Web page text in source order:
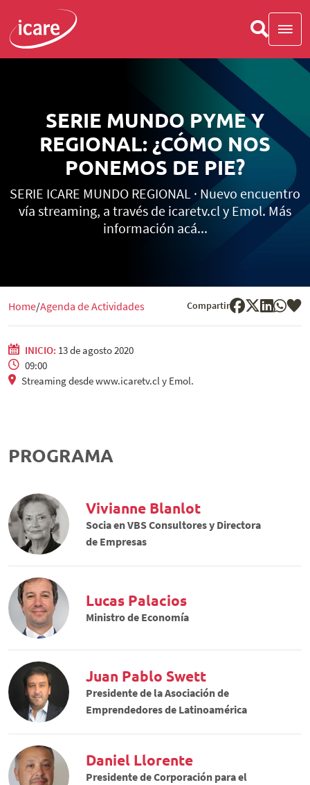
SERIE MUNDO PYME Y
REGIONAL: ¿CÓMO NOS
PONEMOS DE PIE?
SERIE ICARE MUNDO REGIONAL · Nuevo encuentro
vía streaming, a través de icaretv.cl y Emol. Más
información acá...
Home Agenda de Actividades Compartir
INICIO: 13 de agosto 2020
09:00
Streaming desde www.icaretv.cl y Emol.
PROGRAMA
Vivianne Blanlot
Socia en VBS Consultores y Directora
de Empresas
Lucas Palacios
Ministro de Economía
Juan Pablo Swett
Presidente de la Asociación de
Emprendedores de Latinoamérica
Daniel Llorente
Presidente de Corporación para el